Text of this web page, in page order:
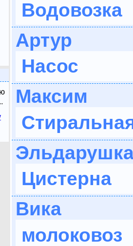
Водовозка
Артур
Насос
Максим
Цистерна
Вика
молоковоз